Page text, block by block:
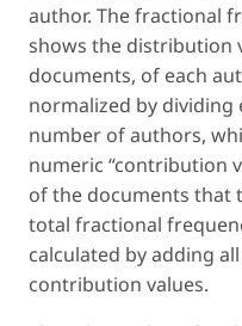
author. The fractional
shows the distribution
documents, of each
normalized by dividing
number of authors,
numeric “contribution
of the documents that
total fractional
calculated by adding
contribution values.